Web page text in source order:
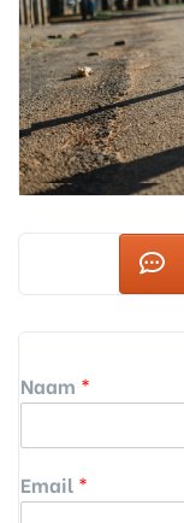
Naam *
Email *